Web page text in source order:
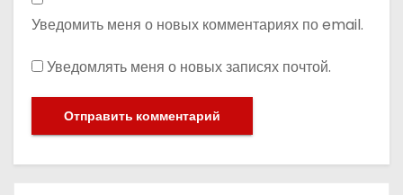
Уведомить меня о новых комментариях по email.
Уведомлять меня о новых записях почтой.